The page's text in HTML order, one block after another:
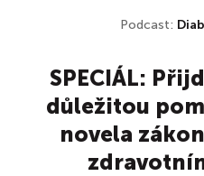
Podcast:
SPECIÁL:
důležitou
novela